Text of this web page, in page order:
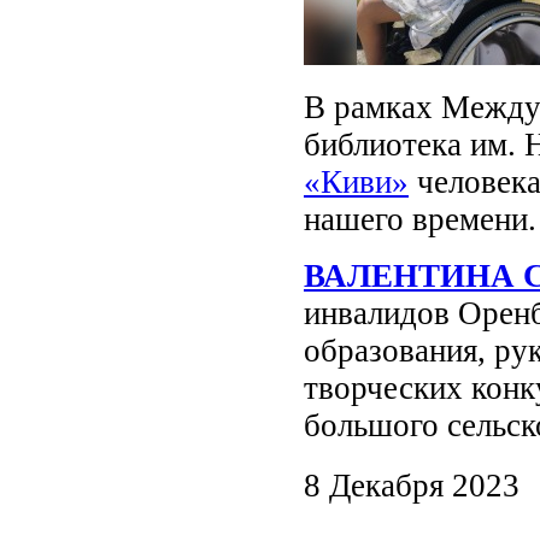
В рамках
библиотека им.
«Киви»
нашего времени.
ВАЛЕНТИНА
инвалидов
образования,
творческих
большого
8 Декабря 2023